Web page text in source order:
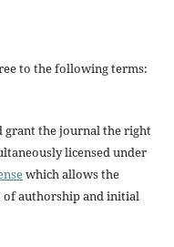
to the following terms:
the journal the right
licensed under
which allows the
authorship and initial